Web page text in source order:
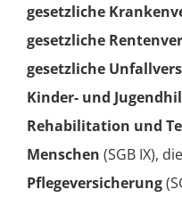
gesetzliche
gesetzliche
gesetzliche
Kinder- und
Rehabilitation und
Menschen (SGB IX), die
Pflegeversicherung